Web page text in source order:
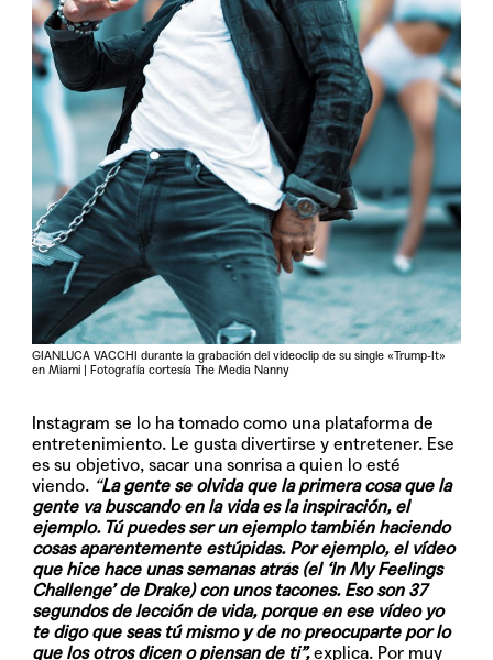
GIANLUCA VACCHI durante la grabación del videoclip de su single «Trump-It»
en Miami | Fotografía cortesía The Media Nanny
Instagram se lo ha tomado como una plataforma de
entretenimiento. Le gusta divertirse y entretener. Ese
es su objetivo, sacar una sonrisa a quien lo esté
viendo. “La gente se olvida que la primera cosa que la
gente va buscando en la vida es la inspiración, el
ejemplo. Tú puedes ser un ejemplo también haciendo
cosas aparentemente estúpidas. Por ejemplo, el vídeo
que hice hace unas semanas atrás (el ‘In My Feelings
Challenge’ de Drake) con unos tacones. Eso son 37
segundos de lección de vida, porque en ese vídeo yo
te digo que seas tú mismo y de no preocuparte por lo
que los otros dicen o piensan de ti”, explica. Por muy